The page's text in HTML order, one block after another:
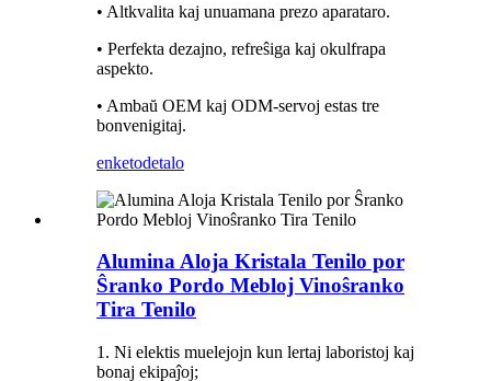
• Altkvalita kaj unuamana prezo aparataro.
• Perfekta dezajno, refreŝiga kaj okulfrapa
aspekto.
• Ambaŭ OEM kaj ODM-servoj estas tre
bonvenigitaj.
enketodetalo
Alumina Aloja Kristala Tenilo por
Ŝranko Pordo Mebloj Vinoŝranko
Tira Tenilo
1. Ni elektis muelejojn kun lertaj laboristoj kaj
bonaj ekipaĵoj;